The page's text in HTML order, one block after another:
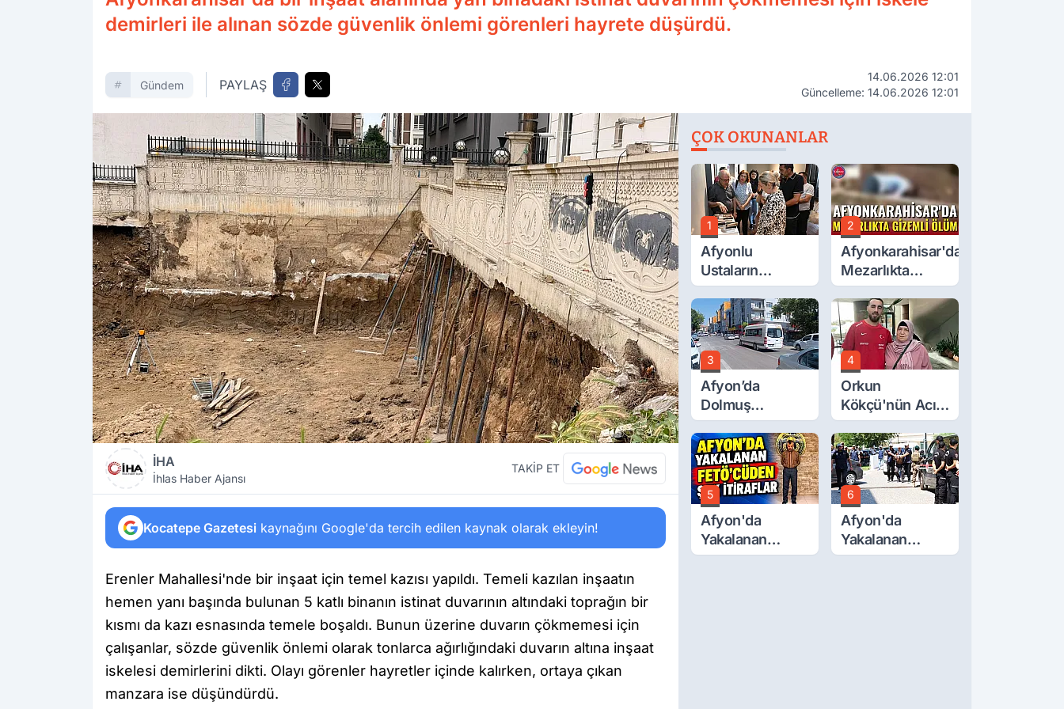
demirleri ile alınan sözde güvenlik önlemi görenleri hayrete düşürdü.
Gündem PAYLAŞ
14.06.2026 12:01
Güncelleme: 14.06.2026 12:01
İHA
İhlas Haber Ajansı
TAKİP ET
Kocatepe Gazetesi kaynağını Google'da tercih edilen kaynak olarak ekleyin!
Erenler Mahallesi'nde bir inşaat için temel kazısı yapıldı. Temeli kazılan inşaatın
hemen yanı başında bulunan 5 katlı binanın istinat duvarının altındaki toprağın bir
kısmı da kazı esnasında temele boşaldı. Bunun üzerine duvarın çökmemesi için
çalışanlar, sözde güvenlik önlemi olarak tonlarca ağırlığındaki duvarın altına inşaat
iskelesi demirlerini dikti. Olayı görenler hayretler içinde kalırken, ortaya çıkan
manzara ise düşündürdü.
ÇOK OKUNANLAR
1
Afyonlu
Ustaların
Eserleri
Görücüye Çıktı
2
Afyonkarahisar'da
Mezarlıkta
Gizemli Ölüm
3
Afyon’da
Dolmuş
Ücretlerine
Yüzde 40 Zam
Talebi
4
Orkun
Kökçü'nün Acı
Günü... Cenaze
Namazı
Emirdağ'da
5
Afyon'da
Yakalanan
FETÖ'Cüden
6
Afyon'da
Yakalanan
FETÖ'cü